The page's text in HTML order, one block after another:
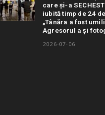
care și-a
iubită timp de 24
„Tânăra a fost
Agresorul a și
2026-07-06